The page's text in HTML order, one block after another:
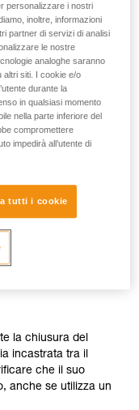
ad ogni apertura.
la chiusura del
incastrata tra il
che il suo
anche se utilizza un
personalizzare i nostri
inoltre, informazioni
partner di servizi di analisi
le nostre
analoghe saranno
altri siti. I cookie e/o
durante la
in qualsiasi momento
nella parte inferiore del
compromettere
impedirà all’utente di
tutti i cookie